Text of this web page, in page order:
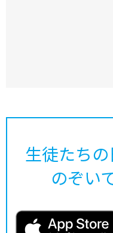
生徒たち
のぞい